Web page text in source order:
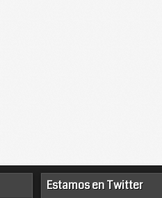
Estamos en Twitter